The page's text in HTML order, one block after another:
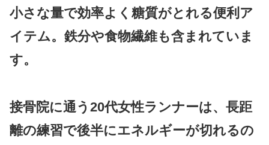
小さな量で効率よく糖質がとれる便利ア
イテム。鉄分や食物繊維も含まれていま
す。
接骨院に通う20代女性ランナーは、長距
離の練習で後半にエネルギーが切れるの